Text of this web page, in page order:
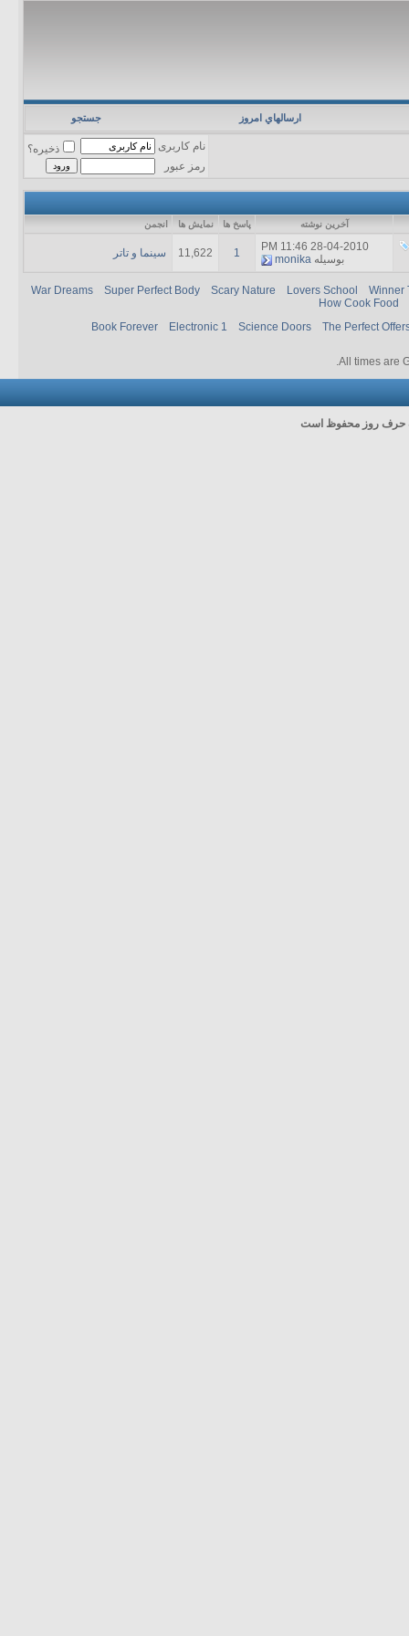
ارسالهاي امروز جستجو
نام کاربری
ذخیره؟
رمز عبور
آخرين نوشته پاسخ ها نمایش ها انجمن
28-04-2010
11:46 PM
بوسیله monika
1
11,622 سینما و تاتر
War Dreams Super Perfect Body Scary Nature Lovers School
Winner
How Cook Food
Book Forever
Electronic 1 Science Doors The Perfect
All times are
.